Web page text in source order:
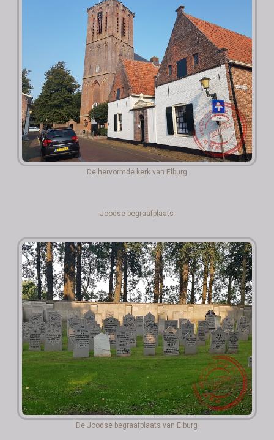
De hervormde kerk van Elburg
Joodse begraafplaats
De Joodse begraafplaats van Elburg